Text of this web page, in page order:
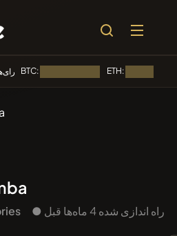
BTC: ETH:
#3158
● راه اندازی شده 4 ماه‌ها قبل